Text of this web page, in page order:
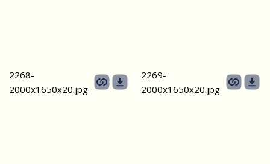
2268-
2000х1650х20.jpg
2269-
2000х1650х20.jpg